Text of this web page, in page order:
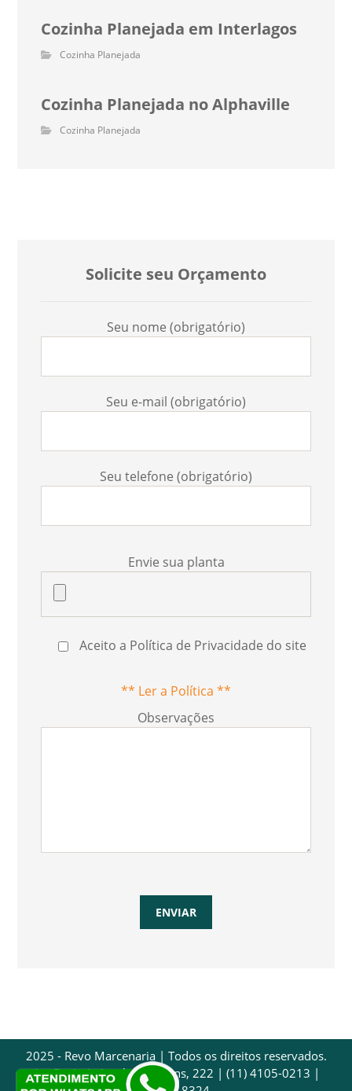
Cozinha Planejada em Interlagos
Cozinha Planejada
Cozinha Planejada no Alphaville
Cozinha Planejada
Solicite seu Orçamento
Seu nome (obrigatório)
Seu e-mail (obrigatório)
Seu telefone (obrigatório)
Envie sua planta
Aceito a Política de Privacidade do site
** Ler a Política **
Observações
2025 - Revo Marcenaria | Todos os direitos reservados.
Av. Dr. Luís Arrobas Martins, 222 | (11) 4105-0213 |